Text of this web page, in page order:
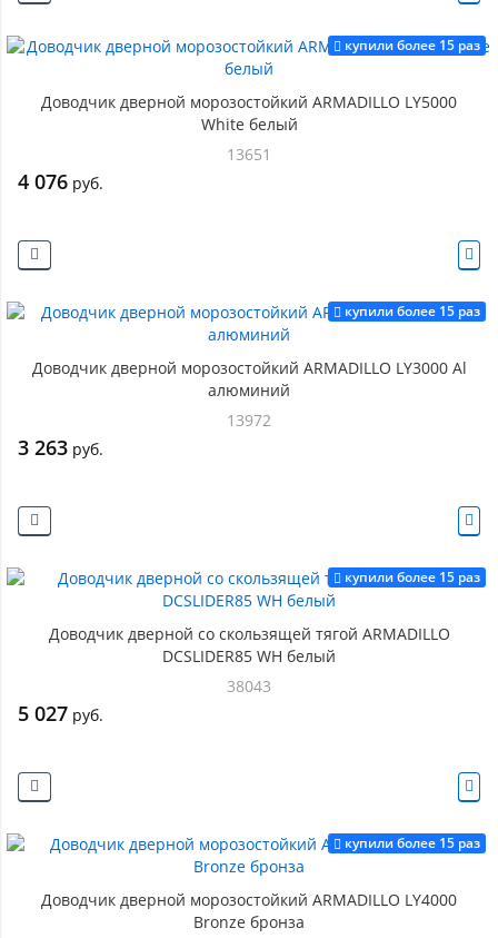
купили более 15 раз
Доводчик дверной морозостойкий ARMADILLO LY5000
White белый
13651
4 076 руб.
купили более 15 раз
Доводчик дверной морозостойкий ARMADILLO LY3000 Al
алюминий
13972
3 263 руб.
купили более 15 раз
Доводчик дверной со скользящей тягой ARMADILLO
DCSLIDER85 WH белый
38043
5 027 руб.
купили более 15 раз
Доводчик дверной морозостойкий ARMADILLO LY4000
Bronze бронза